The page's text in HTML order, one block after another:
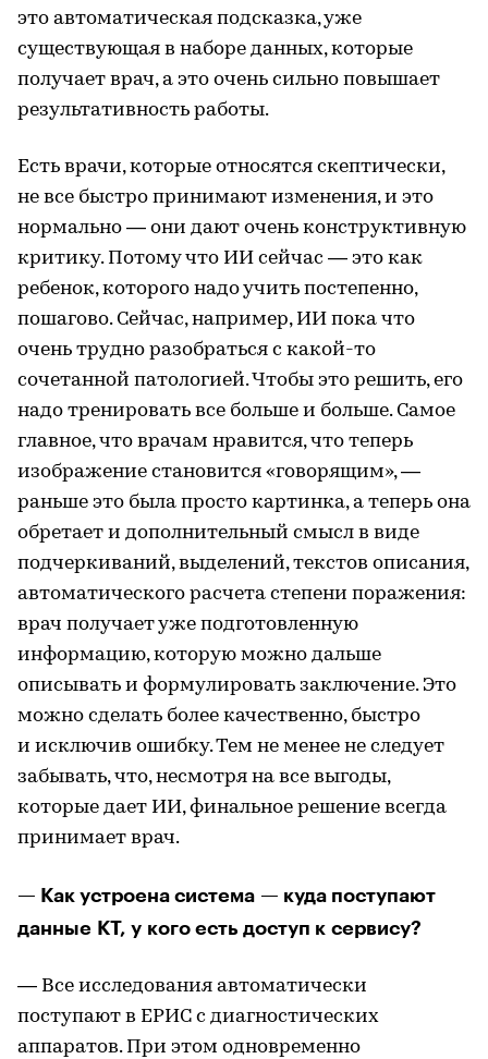
это автоматическая подсказка, уже
существующая в наборе данных, которые
получает врач, а это очень сильно повышает
результативность работы.
Есть врачи, которые относятся скептически,
не все быстро принимают изменения, и это
нормально — они дают очень конструктивную
критику. Потому что ИИ сейчас — это как
ребенок, которого надо учить постепенно,
пошагово. Сейчас, например, ИИ пока что
очень трудно разобраться с какой-то
сочетанной патологией. Чтобы это решить, его
надо тренировать все больше и больше. Самое
главное, что врачам нравится, что теперь
изображение становится «говорящим», —
раньше это была просто картинка, а теперь она
обретает и дополнительный смысл в виде
подчеркиваний, выделений, текстов описания,
автоматического расчета степени поражения:
врач получает уже подготовленную
информацию, которую можно дальше
описывать и формулировать заключение. Это
можно сделать более качественно, быстро
и исключив ошибку. Тем не менее не следует
забывать, что, несмотря на все выгоды,
которые дает ИИ, финальное решение всегда
принимает врач.
— Как устроена система — куда поступают
данные КТ, у кого есть доступ к сервису?
— Все исследования автоматически
поступают в ЕРИС с диагностических
аппаратов. При этом одновременно